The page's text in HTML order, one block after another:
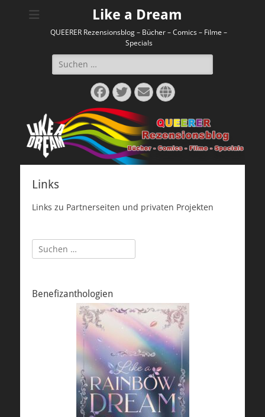
Like a Dream
QUEERER Rezensionsblog – Bücher – Comics – Filme –
Specials
Suchen
nach:
Facebook
Twitter
E-
Mail
Website
Links
Links zu Partnerseiten und privaten Projekten
Suchen
nach:
Benefizanthologien